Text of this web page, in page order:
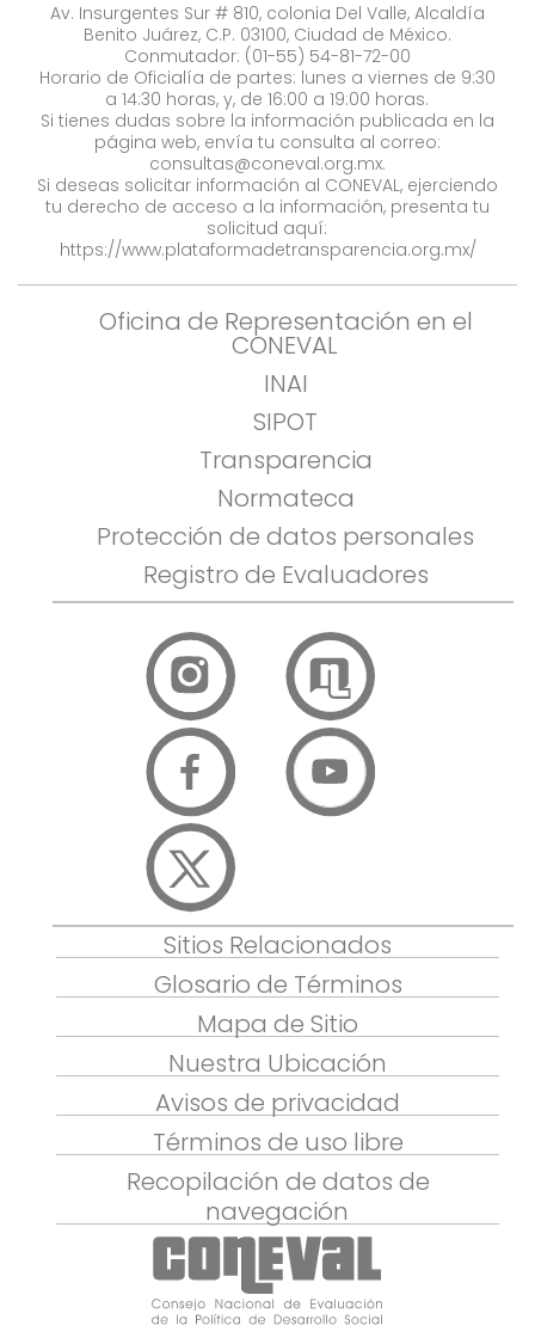
Av. Insurgentes Sur # 810, colonia Del Valle, Alcaldía
Benito Juárez, C.P. 03100, Ciudad de México.
Conmutador: (01-55) 54-81-72-00
Horario de Oficialía de partes: lunes a viernes de 9:30
a 14:30 horas, y, de 16:00 a 19:00 horas.
Si tienes dudas sobre la información publicada en la
página web, envía tu consulta al correo:
consultas@coneval.org.mx.
Si deseas solicitar información al CONEVAL, ejerciendo
tu derecho de acceso a la información, presenta tu
solicitud aquí:
https://www.plataformadetransparencia.org.mx/
Oficina de Representación en el
CONEVAL
INAI
SIPOT
Transparencia
Normateca
Protección de datos personales
Registro de Evaluadores
Sitios Relacionados
Glosario de Términos
Mapa de Sitio
Nuestra Ubicación
Avisos de privacidad
Términos de uso libre
Recopilación de datos de
navegación